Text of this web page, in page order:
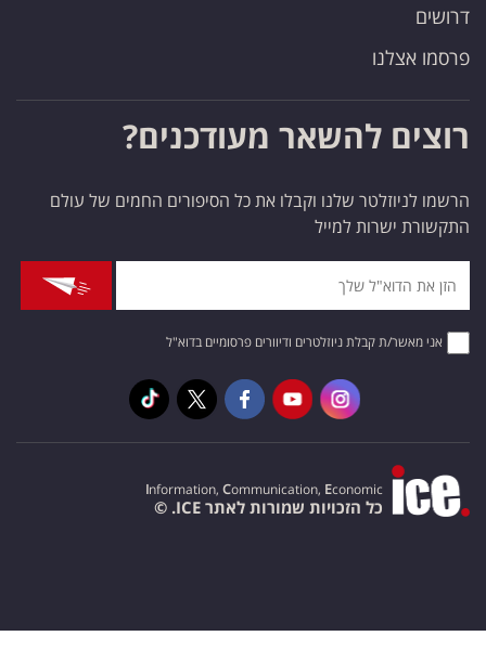
דרושים
פרסמו אצלנו
רוצים להשאר מעודכנים?
הרשמו לניוזלטר שלנו וקבלו את כל הסיפורים החמים של עולם
התקשורת ישרות למייל
אני מאשר/ת קבלת ניוזלטרים ודיוורים פרסומיים בדוא"ל
Information, Communication, Economic
כל הזכויות שמורות לאתר ICE. ©